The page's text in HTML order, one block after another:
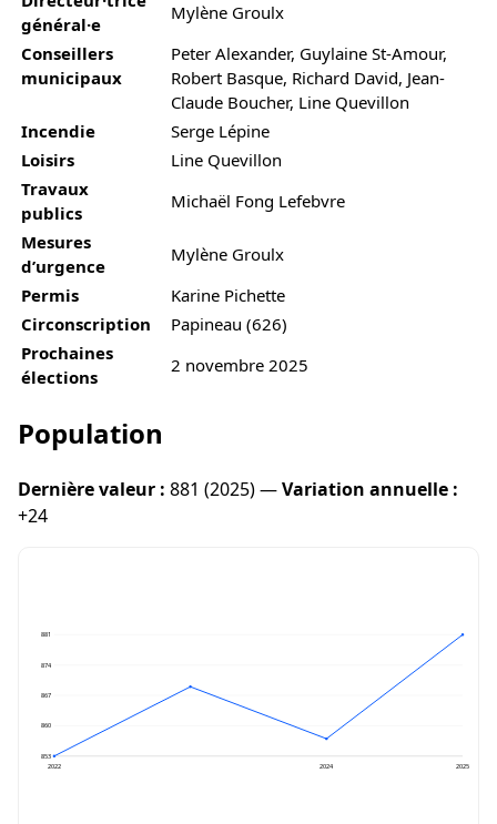
général·e
Mylène Groulx
Conseillers
municipaux
Peter Alexander, Guylaine St-Amour,
Robert Basque, Richard David, Jean-
Claude Boucher, Line Quevillon
Incendie
Serge Lépine
Loisirs
Line Quevillon
Travaux
publics
Michaël Fong Lefebvre
Mesures
d’urgence
Mylène Groulx
Permis
Karine Pichette
Circonscription
Papineau (626)
Prochaines
élections
2 novembre 2025
Population
Dernière valeur : 881 (2025) —Variation annuelle :
+24
881
874
867
860
853
2022
2024 2025